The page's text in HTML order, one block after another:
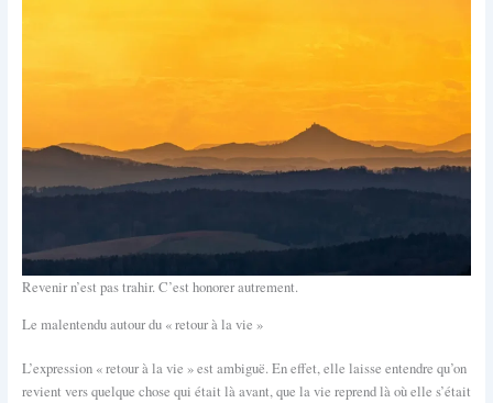
Revenir n’est pas trahir. C’est honorer autrement.
Le malentendu autour du « retour à la vie »
L’expression « retour à la vie » est ambiguë. En effet, elle laisse entendre qu’on
revient vers quelque chose qui était là avant, que la vie reprend là où elle s’était